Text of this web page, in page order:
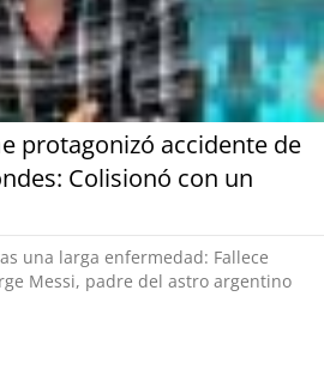
protagonizó accidente de
Colisionó con un
una larga enfermedad: Fallece
Messi, padre del astro argentino